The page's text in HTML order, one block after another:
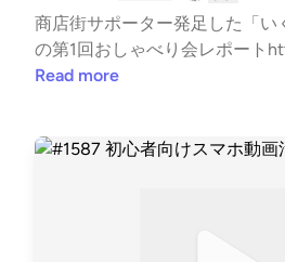
商店街サポーター発足した「い
の第1回おしゃべり会レポート
y.osaka.jp/report/24000039371/
Read more